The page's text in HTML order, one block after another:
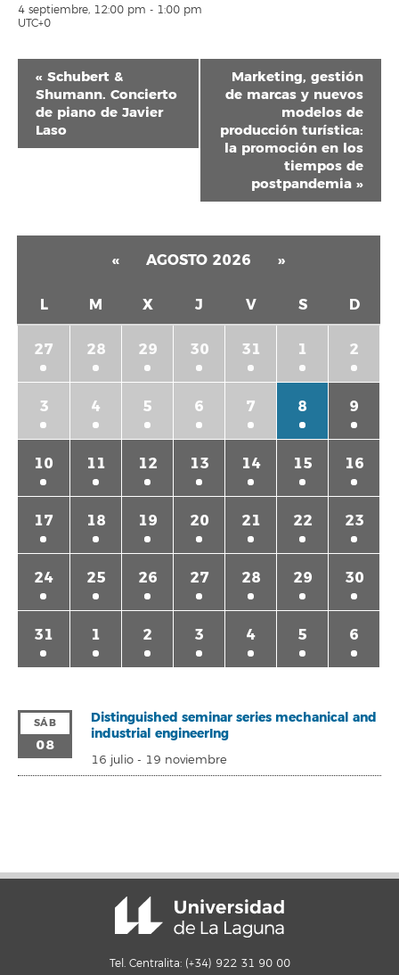
4 septiembre, 12:00 pm - 1:00 pm
UTC+0
Navegación
del
Evento
« Schubert &
Shumann. Concierto
de piano de Javier
Laso
Marketing, gestión
de marcas y nuevos
modelos de
producción turística:
la promoción en los
tiempos de
postpandemia »
« AGOSTO 2026 »
L M X J V S D
27 28 29 30 31 1 2
3 4 5 6 7 8 9
10 11 12 13 14 15 16
17 18 19 20 21 22 23
24 25 26 27 28 29 30
31 1 2 3 4 5 6
SÁB
08
Distinguished seminar series mechanical and
industrial engineerIng
16 julio- 19 noviembre
Tel. Centralita: (+34) 922 31 90 00